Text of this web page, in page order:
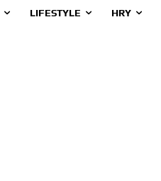
LIFESTYLE HRY